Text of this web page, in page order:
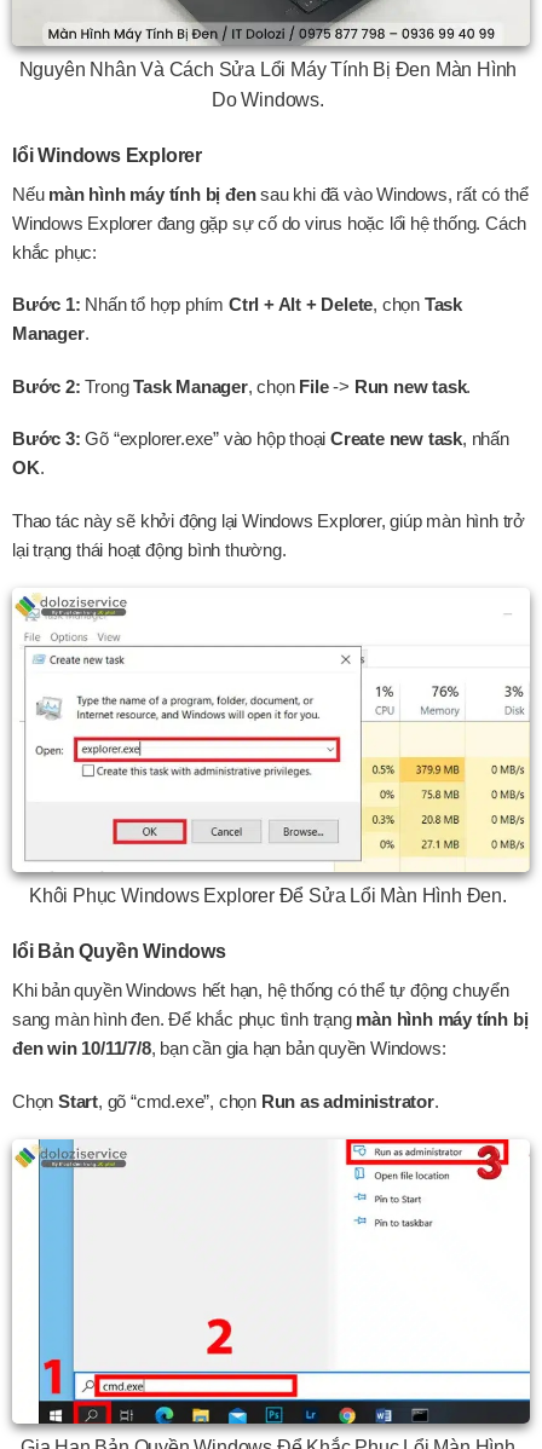
Nguyên Nhân Và Cách Sửa Lổi Máy Tính Bị Đen Màn Hình
Do Windows.
lổi Windows Explorer
Nếu màn hình máy tính bị đensau khi đã vào Windows, rất có thể
Windows Explorer đang gặp sự cố do virus hoặc lổi hệ thống. Cách
khắc phục:
Bước 1: Nhấn tổ hợp phímCtrl + Alt + Delete, chọn Task
Manager.
Bước 2: TrongTask Manager, chọn File-> Run new task.
Bước 3: Gõ “explorer.exe” vào hộp thoạiCreate new task, nhấn
OK.
Thao tác này sẽ khởi động lại Windows Explorer, giúp màn hình trở
lại trạng thái hoạt động bình thường.
Khôi Phục Windows Explorer Để Sửa Lổi Màn Hình Đen.
lổi Bản Quyền Windows
Khi bản quyền Windows hết hạn, hệ thống có thể tự động chuyển
sang màn hình đen. Để khắc phục tình trạng màn hình máy tính bị
đen win 10/11/7/8, bạn cần gia hạn bản quyền Windows:
Chọn Start, gõ “cmd.exe”, chọn Run as administrator.